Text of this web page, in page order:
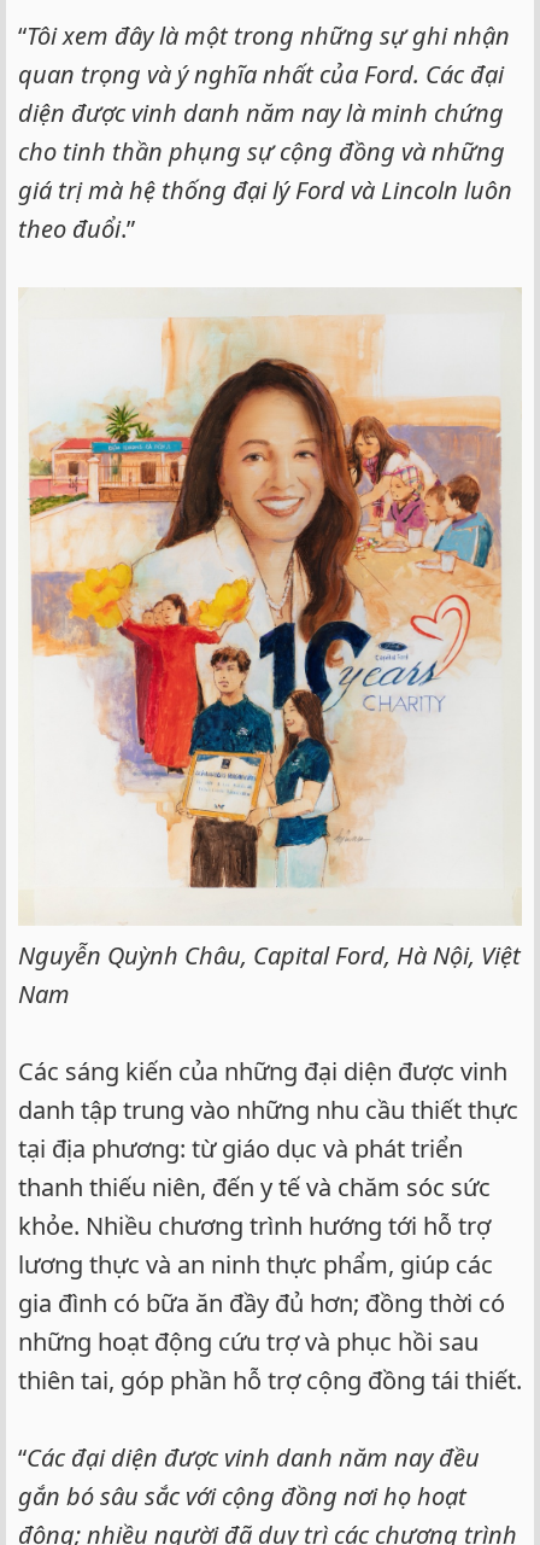
“Tôi xem đây là một trong những sự ghi nhận
quan trọng và ý nghĩa nhất của Ford. Các đại
diện được vinh danh năm nay là minh chứng
cho tinh thần phụng sự cộng đồng và những
giá trị mà hệ thống đại lý Ford và Lincoln luôn
theo đuổi.”
Nguyễn Quỳnh Châu, Capital Ford, Hà Nội, Việt
Nam
Các sáng kiến của những đại diện được vinh
danh tập trung vào những nhu cầu thiết thực
tại địa phương: từ giáo dục và phát triển
thanh thiếu niên, đến y tế và chăm sóc sức
khỏe. Nhiều chương trình hướng tới hỗ trợ
lương thực và an ninh thực phẩm, giúp các
gia đình có bữa ăn đầy đủ hơn; đồng thời có
những hoạt động cứu trợ và phục hồi sau
thiên tai, góp phần hỗ trợ cộng đồng tái thiết.
“Các đại diện được vinh danh năm nay đều
gắn bó sâu sắc với cộng đồng nơi họ hoạt
động; nhiều người đã duy trì các chương trình